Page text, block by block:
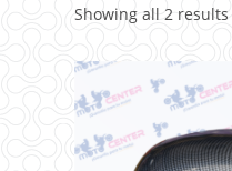
Showing all 2 results